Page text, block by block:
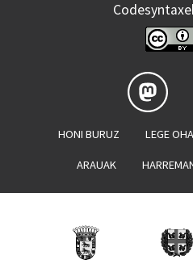
HONI BURUZ LEGE
ARAUAK